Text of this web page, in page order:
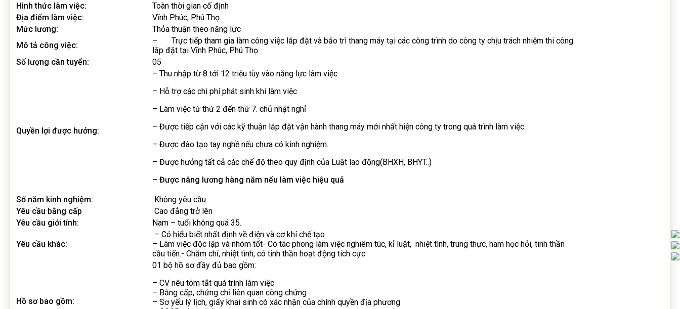
Hình thức làm việc:
Toàn thời gian cố định
Địa điểm làm việc:
Vĩnh Phúc, Phú Thọ
Mức lương:
Thỏa thuận theo năng lực
Mô tả công việc:
– Trực tiếp tham gia làm công việc lắp đặt và bảo trì thang máy tại các công trình do công ty chịu trách nhiệm thi công
lắp đặt tại Vĩnh Phúc, Phú Thọ.
Số lượng cần tuyển:
05
Quyền lợi được hưởng:
– Thu nhập từ 8 tới 12 triệu tùy vào năng lực làm việc
– Hỗ trợ các chi phí phát sinh khi làm việc
– Làm việc từ thứ 2 đến thứ 7. chủ nhật nghỉ
– Được tiếp cận với các kỹ thuận lắp đặt vận hành thang máy mới nhất hiện công ty trong quá trình làm việc.
– Được đào tạo tay nghề nếu chưa có kinh nghiệm.
– Được hưởng tất cả các chế độ theo quy định của Luật lao động(BHXH, BHYT..)
– Được nâng lương hàng năm nếu làm việc hiệu quả
Số năm kinh nghiệm:
Không yêu cầu
Yêu cầu bằng cấp
Cao đẳng trở lên
Yêu cầu giới tính:
Nam – tuổi không quá 35.
Yêu cầu khác:
– Có hiểu biết nhất định về điện và cơ khí chế tạo
– Làm việc độc lập và nhóm tốt- Có tác phong làm việc nghiêm túc, kỉ luật, nhiệt tình, trung thực, ham học hỏi, tinh thần
cầu tiến.- Chăm chỉ, nhiệt tình, có tinh thần hoạt động tích cực
Hồ sơ bao gồm:
01 bộ hồ sơ đầy đủ bao gồm:
– CV nêu tóm tắt quá trình làm việc
– Bằng cấp, chứng chỉ liên quan công chứng
– Sơ yếu lý lịch, giấy khai sinh có xác nhận của chính quyền địa phương